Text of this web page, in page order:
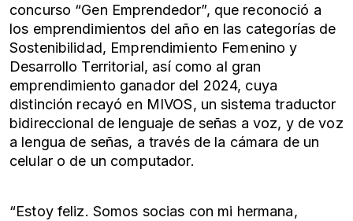
concurso “Gen Emprendedor”, que reconoció a
los emprendimientos del año en las categorías de
Sostenibilidad, Emprendimiento Femenino y
Desarrollo Territorial, así como al gran
emprendimiento ganador del 2024, cuya
distinción recayó en MIVOS, un sistema traductor
bidireccional de lenguaje de señas a voz, y de voz
a lengua de señas, a través de la cámara de un
celular o de un computador.
“Estoy feliz. Somos socias con mi hermana,